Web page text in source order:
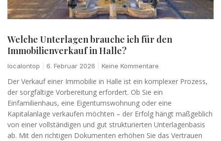
Welche Unterlagen brauche ich für den
Immobilienverkauf in Halle?
localontop 6. Februar 2026 Keine Kommentare
Der Verkauf einer Immobilie in Halle ist ein komplexer Prozess,
der sorgfältige Vorbereitung erfordert. Ob Sie ein
Einfamilienhaus, eine Eigentumswohnung oder eine
Kapitalanlage verkaufen möchten – der Erfolg hängt maßgeblich
von einer vollständigen und gut strukturierten Unterlagenbasis
ab. Mit den richtigen Dokumenten erhöhen Sie das Vertrauen